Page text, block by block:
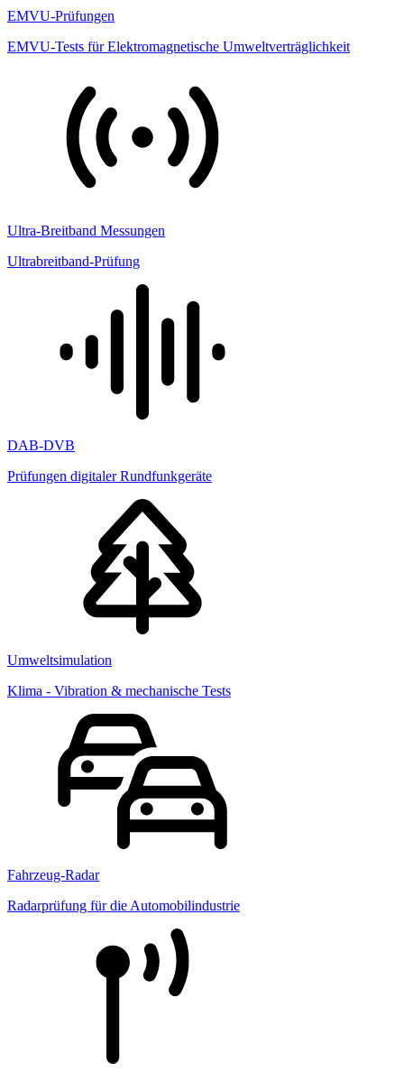
EMVU-Prüfungen
EMVU-Tests für Elektromagnetische Umweltverträglichkeit
Ultra-Breitband Messungen
Ultrabreitband-Prüfung
DAB-DVB
Prüfungen digitaler Rundfunkgeräte
Umweltsimulation
Klima - Vibration & mechanische Tests
Fahrzeug-Radar
Radarprüfung für die Automobilindustrie